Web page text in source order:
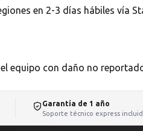
en 2-3 días hábiles vía
equipo con daño no
Garantía de 1 año
Soporte técnico express